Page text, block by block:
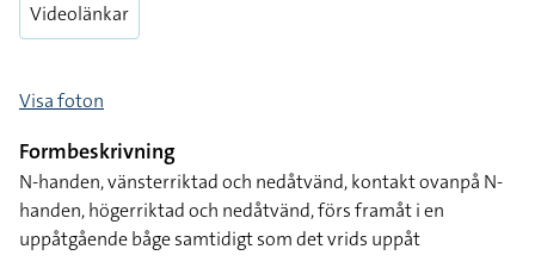
Videolänkar
Visa foton
Formbeskrivning
N-handen, vänsterriktad och nedåtvänd, kontakt ovanpå N-
handen, högerriktad och nedåtvänd, förs framåt i en
uppåtgående båge samtidigt som det vrids uppåt